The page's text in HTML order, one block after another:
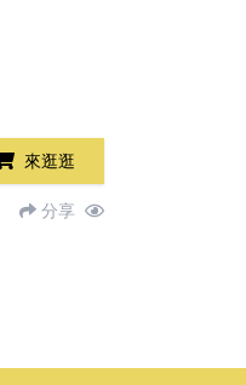
來逛逛
分享